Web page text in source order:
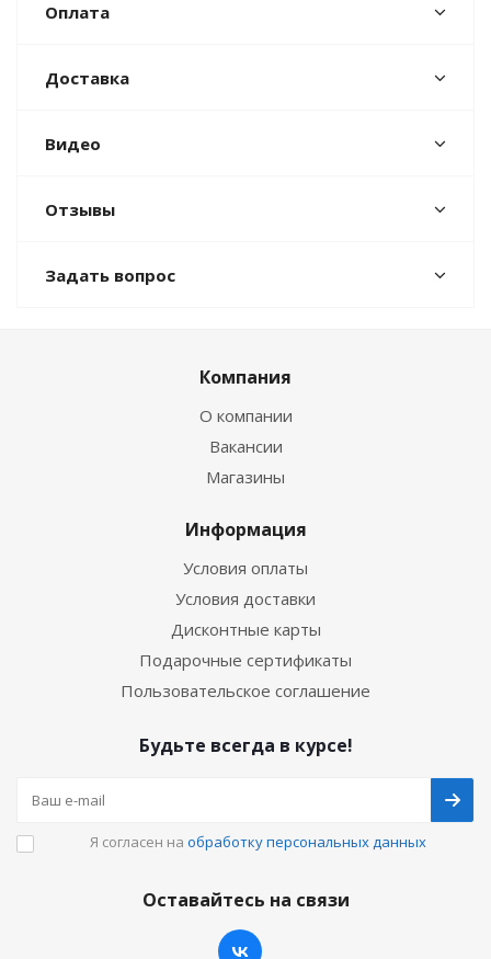
Оплата
Доставка
Видео
Отзывы
Задать вопрос
Компания
О компании
Вакансии
Магазины
Информация
Условия оплаты
Условия доставки
Дисконтные карты
Подарочные сертификаты
Пользовательское соглашение
Будьте всегда в курсе!
Я согласен на обработку персональных данных
Оставайтесь на связи